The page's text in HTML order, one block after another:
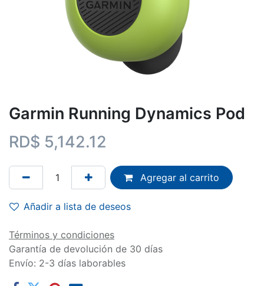
Garmin Running Dynamics Pod
RD$ 5,142.12
Agregar al carrito
Añadir a lista de deseos
Términos y condiciones
Garantía de devolución de 30 días
Envío: 2-3 días laborables